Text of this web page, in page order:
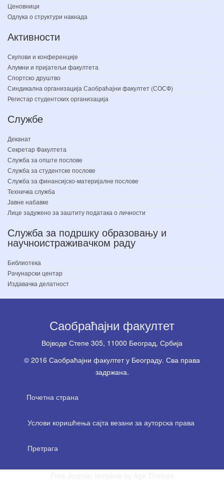
Ценовници
Одлука о структури накнада
Активности
Скупови и конференције
Алумни и пријатељи факултета
Спортско друштво
Синдикална организација Саобраћајни факултет (СОСФ)
Регистар студентских организација
Службе
Деканат
Секретар Факултета
Служба за опште послове
Служба за студентске послове
Служба за финансијско-материјалне послове
Техничка служба
Јавне набавке
Лице задужено за заштиту података о личности
Служба за подршку образовању и
научноистраживачком раду
Библиотека
Рачунарски центар
Издавачка делатност
Саобраћајни факултет
Вoјводе Степе 305, 11000 Београд, Србија
© 2016 Саобраћајни факултет у Београду. Сва права
задржана.
Почетна страна
Услови коришћења сајта везани за ауторска права
Претрага